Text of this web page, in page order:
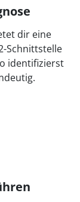
dir eine
Schnittstelle
identifizierst